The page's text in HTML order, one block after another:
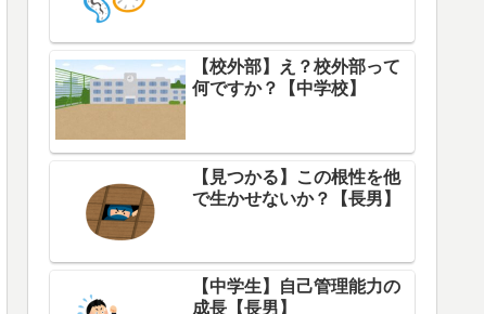
【校外部】え？校外部って
何ですか？【中学校】
【見つかる】この根性を他
で生かせないか？【長男】
【中学生】自己管理能力の
成長【長男】